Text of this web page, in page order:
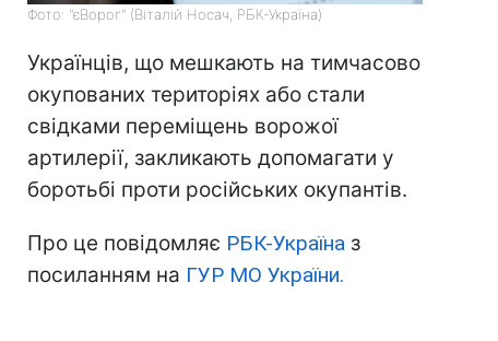
Фото: "єВорог" (Віталій Носач, РБК-Україна)
Українців, що мешкають на тимчасово
окупованих територіях або стали
свідками переміщень ворожої
артилерії, закликають допомагати у
боротьбі проти російських окупантів.
Про це повідомляє РБК-Україна з
посиланням на ГУР МО України.